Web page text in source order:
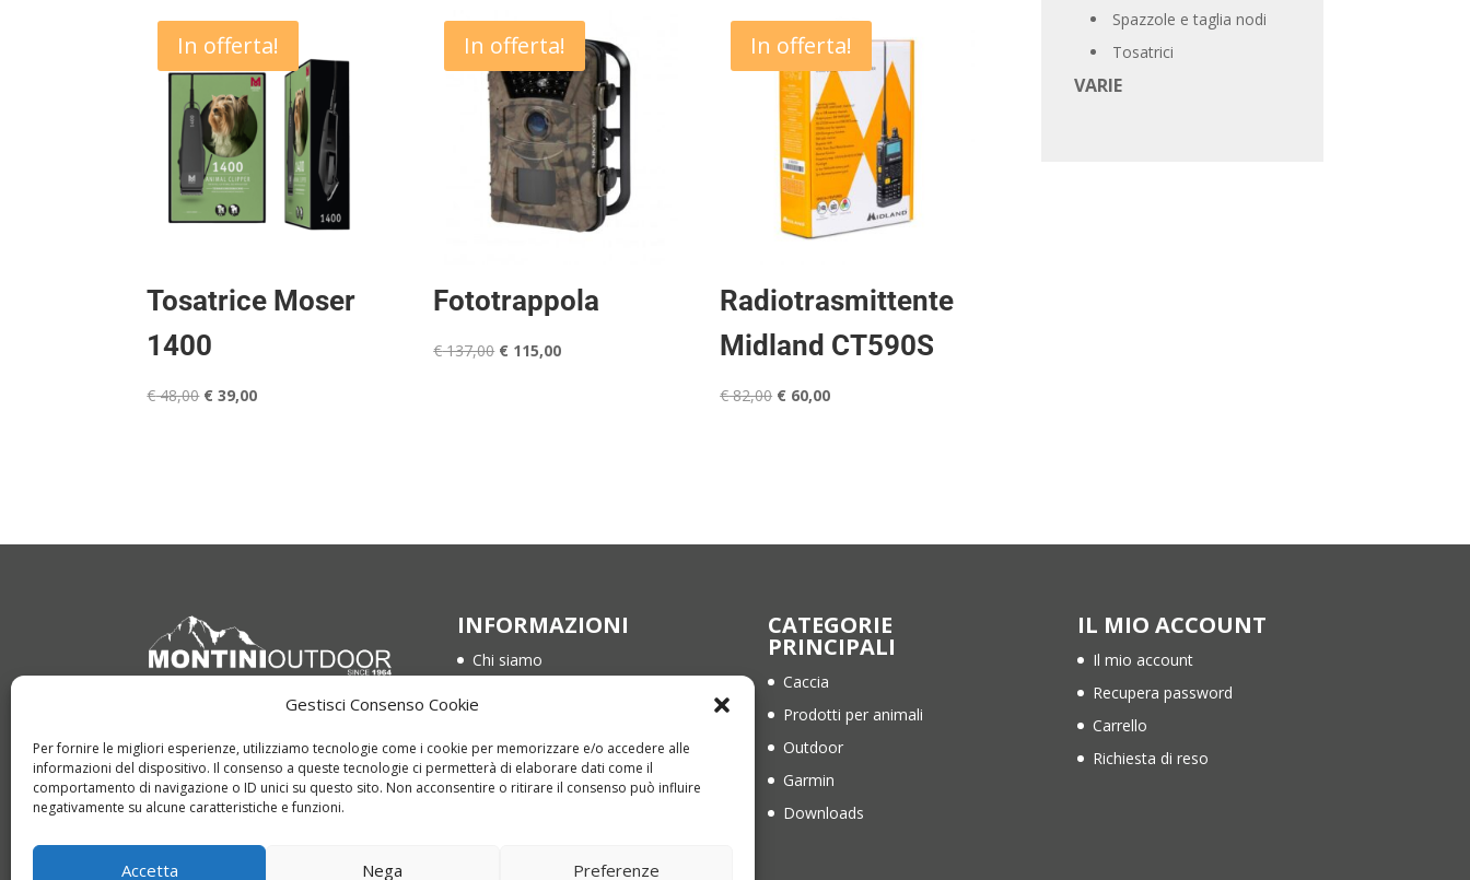
Gestisci Consenso Cookie
Per fornire le migliori esperienze, utilizziamo tecnologie come i cookie per memorizzare e/o accedere alle
informazioni del dispositivo. Il consenso a queste tecnologie ci permetterà di elaborare dati come il
comportamento di navigazione o ID unici su questo sito. Non acconsentire o ritirare il consenso può influire
negativamente su alcune caratteristiche e funzioni.
Accetta Nega Preferenze
In offerta!
Tosatrice Moser
1400
€48,00 Il
€ 39,00Il
In offerta!
Fototrappola
€137,00 Il
€ 115,00Il
In offerta!
Radiotrasmittente
Midland CT590S
€82,00 Il
€ 60,00Il
Spazzole e taglia nodi
Tosatrici
VARIE
64021 Giulianova (TE)
Tel. 085 800 1959
Whatsapp +39 366 321 1205
INFORMAZIONI
Chi siamo
Privacy Policy
Cookie Policy (EU)
CATEGORIE
PRINCIPALI
Caccia
Prodotti per animali
Outdoor
Garmin
Downloads
IL MIO ACCOUNT
Il mio account
Recupera password
Carrello
Richiesta di reso